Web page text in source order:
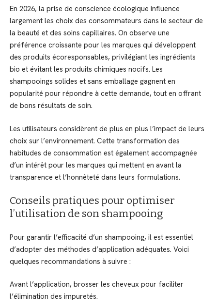
En 2026, la prise de conscience écologique influence
largement les choix des consommateurs dans le secteur de
la beauté et des soins capillaires. On observe une
préférence croissante pour les marques qui développent
des produits écoresponsables, privilégiant les ingrédients
bio et évitant les produits chimiques nocifs. Les
shampooings solides et sans emballage gagnent en
popularité pour répondre à cette demande, tout en offrant
de bons résultats de soin.
Les utilisateurs considèrent de plus en plus l’impact de leurs
choix sur l’environnement. Cette transformation des
habitudes de consommation est également accompagnée
d’un intérêt pour les marques qui mettent en avant la
transparence et l’honnêteté dans leurs formulations.
Conseils pratiques pour optimiser
l’utilisation de son shampooing
Pour garantir l’efficacité d’un shampooing, il est essentiel
d’adopter des méthodes d’application adéquates. Voici
quelques recommandations à suivre :
Avant l’application, brosser les cheveux pour faciliter
l’élimination des impuretés.